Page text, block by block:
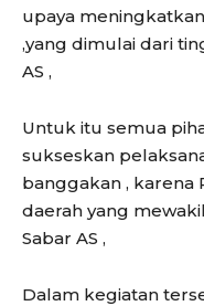
upaya
,yang dimulai dari
AS ,
Untuk itu semua
sukseskan
banggakan , karena
daerah yang
Sabar AS ,
Dalam kegiatan